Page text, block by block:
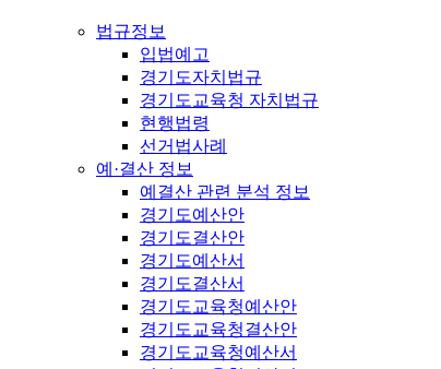
법규정보
입법예고
경기도자치법규
경기도교육청 자치법규
현행법령
선거법사례
예·결산 정보
예결산 관련 분석 정보
경기도예산안
경기도결산안
경기도예산서
경기도결산서
경기도교육청예산안
경기도교육청결산안
경기도교육청예산서